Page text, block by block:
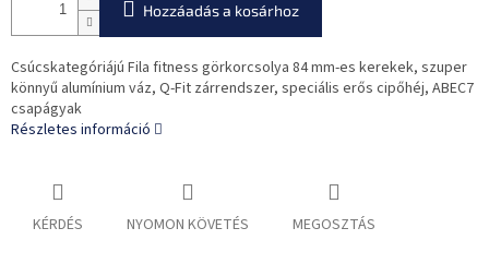
Hozzáadás a kosárhoz
Csúcskategóriájú Fila fitness görkorcsolya 84 mm-es kerekek, szuper
könnyű alumínium váz, Q-Fit zárrendszer, speciális erős cipőhéj, ABEC7
csapágyak
Részletes információ
KÉRDÉS NYOMON KÖVETÉS MEGOSZTÁS